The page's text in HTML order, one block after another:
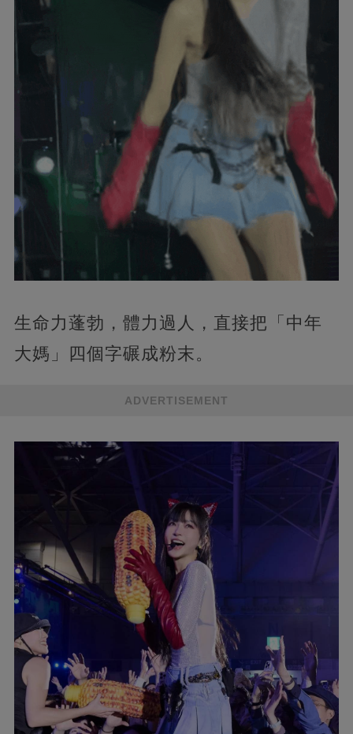
生命力蓬勃，體力過人，直接把「中年
大媽」四個字碾成粉末。
ADVERTISEMENT